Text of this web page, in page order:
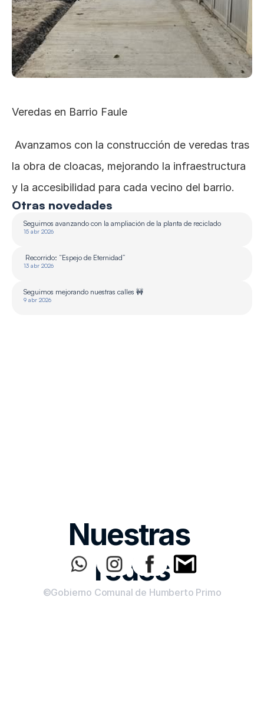
Otras novedades
Seguimos avanzando con la ampliación de la planta de reciclado
15 abr 2026
Recorrido: “Espejo de Eternidad”
13 abr 2026
Seguimos mejorando nuestras calles 🚧
9 abr 2026
Veredas en Barrio Faule
la obra de cloacas, mejorando la infraestructura
y la accesibilidad para cada vecino del barrio.
Nuestras
redes
©Gobierno Comunal de Humberto Primo